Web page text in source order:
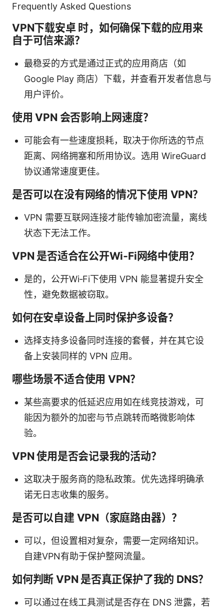
Frequently Asked Questions
VPN下载安卓 时，如何确保下载的应用来
自于可信来源？
最稳妥的方式是通过正式的应用商店（如
Google Play 商店）下载，并查看开发者信息与
用户评价。
使用 VPN 会否影响上网速度？
可能会有一些速度损耗，取决于你所选的节点
距离、网络拥塞和所用协议。选用 WireGuard
协议通常速度更佳。
是否可以在没有网络的情况下使用 VPN？
VPN 需要互联网连接才能传输加密流量，离线
状态下无法工作。
VPN 是否适合在公开Wi‑Fi网络中使用？
是的，公开Wi‑Fi下使用 VPN 能显著提升安全
性，避免数据被窃取。
如何在安卓设备上同时保护多设备？
选择支持多设备同时连接的套餐，并在其它设
备上安装同样的 VPN 应用。
哪些场景不适合使用 VPN？
某些高要求的低延迟应用如在线竞技游戏，可
能因为额外的加密与节点跳转而略微影响体
验。
VPN 使用是否会记录我的活动？
这取决于服务商的隐私政策。优先选择明确承
诺无日志收集的服务。
是否可以自建 VPN（家庭路由器）？
可以，但设置相对复杂，需要一定网络知识。
自建VPN有助于保护整网流量。
如何判断 VPN 是否真正保护了我的 DNS？
可以通过在线工具测试是否存在 DNS 泄露，若